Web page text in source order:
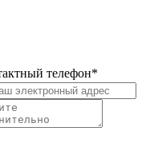
телефон*